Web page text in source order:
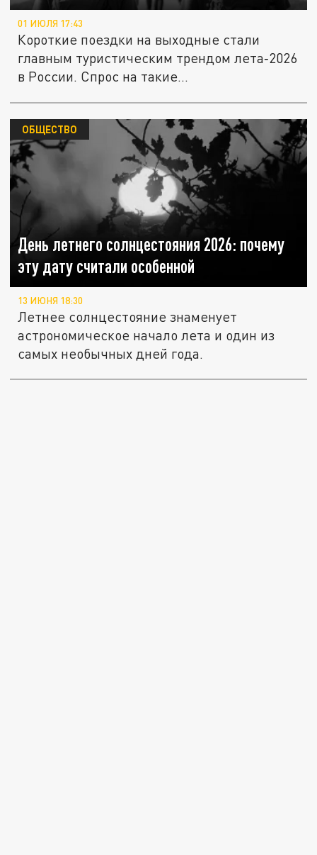
01 ИЮЛЯ 17:43
Короткие поездки на выходные стали
главным туристическим трендом лета‑2026
в России. Спрос на такие...
День летнего солнцестояния 2026: почему
эту дату считали особенной
ОБЩЕСТВО
13 ИЮНЯ 18:30
Летнее солнцестояние знаменует
астрономическое начало лета и один из
самых необычных дней года.